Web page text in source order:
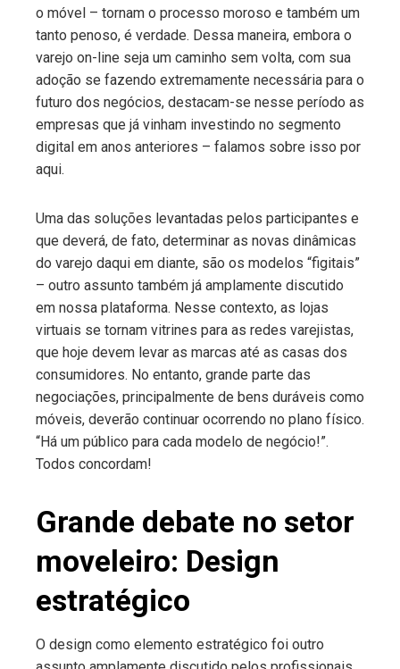
o móvel – tornam o processo moroso e também um
tanto penoso, é verdade. Dessa maneira, embora o
varejo on-line seja um caminho sem volta, com sua
adoção se fazendo extremamente necessária para o
futuro dos negócios, destacam-se nesse período as
empresas que já vinham investindo no segmento
digital em anos anteriores – falamos sobre isso por
aqui.
Uma das soluções levantadas pelos participantes e
que deverá, de fato, determinar as novas dinâmicas
do varejo daqui em diante, são os modelos “figitais”
– outro assunto também já amplamente discutido
em nossa plataforma. Nesse contexto, as lojas
virtuais se tornam vitrines para as redes varejistas,
que hoje devem levar as marcas até as casas dos
consumidores. No entanto, grande parte das
negociações, principalmente de bens duráveis como
móveis, deverão continuar ocorrendo no plano físico.
“Há um público para cada modelo de negócio!”.
Todos concordam!
Grande debate no setor
moveleiro: Design
estratégico
O design como elemento estratégico foi outro